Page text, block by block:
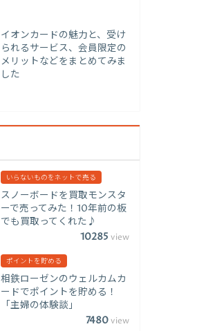
イオンカードの魅力と、受け
られるサービス、会員限定の
メリットなどをまとめてみま
した
いらないものをネットで売る
スノーボードを買取モンスタ
ーで売ってみた！10年前の板
でも買取ってくれた♪
10285 view
ポイントを貯める
相鉄ローゼンのウェルカムカ
ードでポイントを貯める！
「主婦の体験談」
7480view